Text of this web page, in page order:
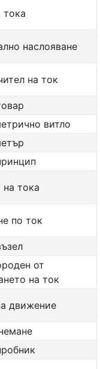
тока
наслояване
на ток
витло
тока
по ток
от
на ток
движение